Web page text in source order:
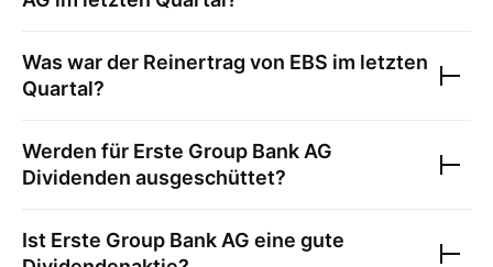
Was war der Reinertrag von EBS im letzten
Quartal?
Werden für Erste Group Bank AG
Dividenden ausgeschüttet?
Ist Erste Group Bank AG eine gute